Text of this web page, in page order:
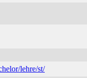
lehre/st/